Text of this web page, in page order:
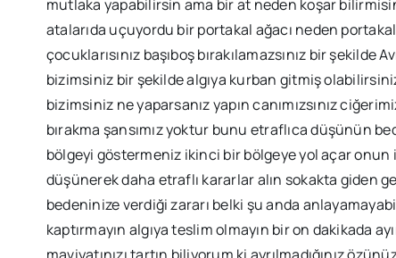
mutlaka yapabilirsin ama bir at neden koşar
atalarıda uçuyordu bir portakal ağacı neden
çocuklarısınız başıboş bırakılamazsınız bir
bizimsiniz bir şekilde algıya kurban gitmiş
bizimsiniz ne yaparsanız yapın canımızsınız
bırakma şansımız yoktur bunu etraflıca düşünün
bölgeyi göstermeniz ikinci bir bölgeye yol açar
düşünerek daha etraflı kararlar alın sokakta giden
bedeninize verdiği zararı belki şu anda
kaptırmayın algıya teslim olmayın bir on dakikada
maviyatınızı tartın biliyorum ki ayrılmadığınız